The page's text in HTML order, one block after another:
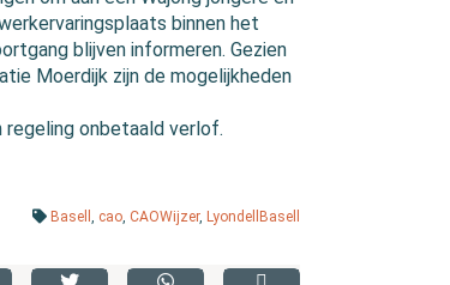
binnen het
blijven informeren. Gezien
Moerdijk zijn de mogelijkheden
regeling onbetaald verlof.
Basell cao ,CAOWijzer,LyondellBasell